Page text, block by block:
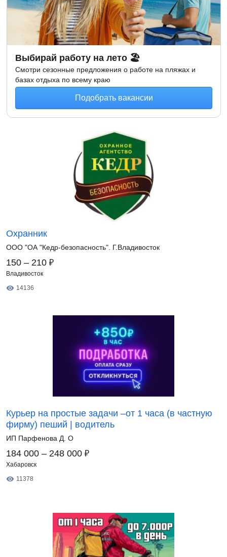
Выбирай работу на лето 🏖
Смотри сезонные предложения о работе на пляжах и
базах отдыха по всему краю
Подобрать вакансии
Охранник
ООО "ОА "Кедр-безопасность". Г.Владивосток
150 – 210 ₽
Владивосток
14136
Курьер на простые задачи –от 1 часа (в частную
фирму) пеший | водитель
ИП Парфенова Д. О
184 000 – 248 000 ₽
Хабаровск
11378